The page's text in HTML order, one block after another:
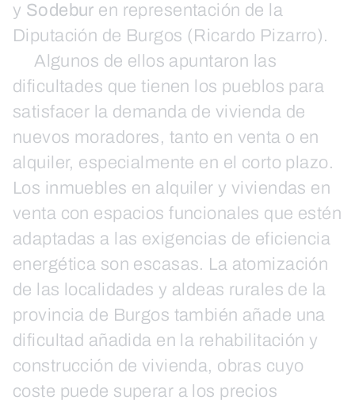
y Sodebur en representación de la
Diputación de Burgos (Ricardo Pizarro).
Algunos de ellos apuntaron las
dificultades que tienen los pueblos para
satisfacer la demanda de vivienda de
nuevos moradores, tanto en venta o en
alquiler, especialmente en el corto plazo.
Los inmuebles en alquiler y viviendas en
venta con espacios funcionales que estén
adaptadas a las exigencias de eficiencia
energética son escasas. La atomización
de las localidades y aldeas rurales de la
provincia de Burgos también añade una
dificultad añadida en la rehabilitación y
construcción de vivienda, obras cuyo
coste puede superar a los precios